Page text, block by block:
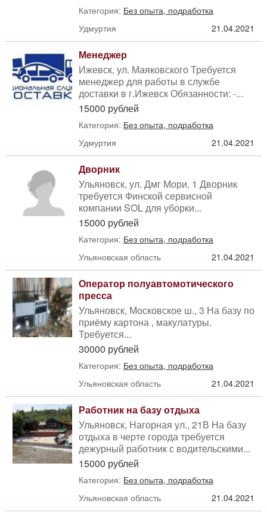
Категория: Без опыта, подработка
Удмуртия
21.04.2021
Менеджер
Ижевск, ул. Маяковского Требуется
менеджер для работы в службе
доставки в г.Ижевск Обязанности: -...
15000 рублей
Категория: Без опыта, подработка
Удмуртия
21.04.2021
Дворник
Ульяновск, ул. Дмг Мори, 1 Дворник
требуется Финской сервисной
компании SOL для уборки...
15000 рублей
Категория: Без опыта, подработка
Ульяновская область
21.04.2021
Оператор полуавтомотического
пресса
Ульяновск, Московское ш., 3 На базу по
приёму картона , макулатуры.
Требуется...
30000 рублей
Категория: Без опыта, подработка
Ульяновская область
21.04.2021
Работник на базу отдыха
Ульяновск, Нагорная ул., 21В На базу
отдыха в черте города требуется
дежурный работник с водительскими...
15000 рублей
Категория: Без опыта, подработка
Ульяновская область
21.04.2021